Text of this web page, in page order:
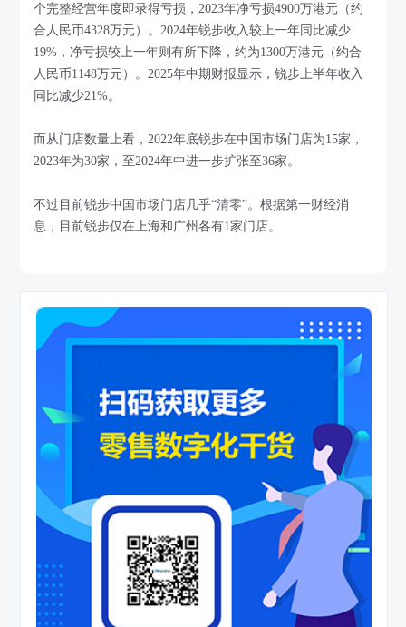
个完整经营年度即录得亏损，2023年净亏损4900万港元（约
合人民币4328万元）。2024年锐步收入较上一年同比减少
19%，净亏损较上一年则有所下降，约为1300万港元（约合
人民币1148万元）。2025年中期财报显示，锐步上半年收入
同比减少21%。
而从门店数量上看，2022年底锐步在中国市场门店为15家，
2023年为30家，至2024年中进一步扩张至36家。
不过目前锐步中国市场门店几乎“清零”。根据第一财经消
息，目前锐步仅在上海和广州各有1家门店。